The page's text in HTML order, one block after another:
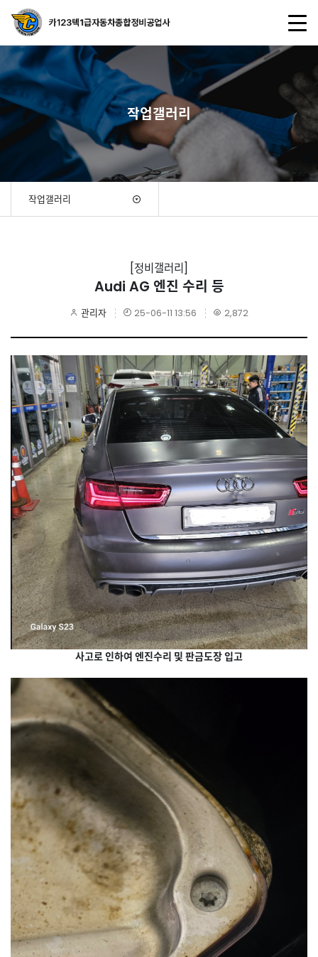
작업갤러리
작업갤러리
[정비갤러리]
Audi AG 엔진 수리 등
관리자 25-06-11 13:56 2,872
사고로 인하여 엔진수리 및 판금도장 입고